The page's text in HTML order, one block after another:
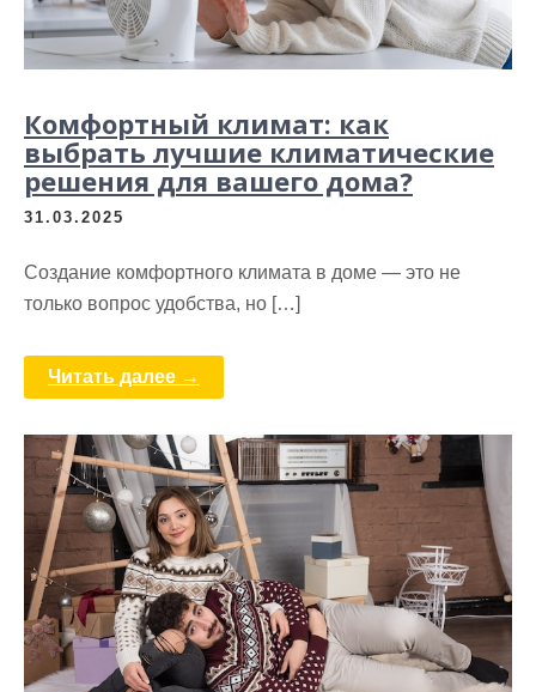
Комфортный климат: как
выбрать лучшие климатические
решения для вашего дома?
31.03.2025
Создание комфортного климата в доме — это не
только вопрос удобства, но […]
Читать далее →